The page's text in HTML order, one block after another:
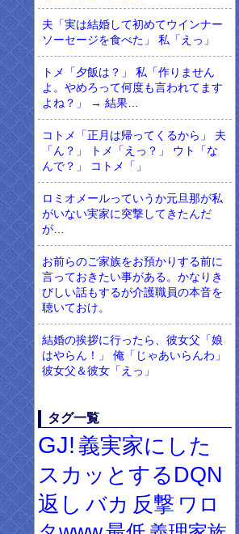
夫「実は結婚して初めてウインナー
ソーセージを食べた」 私「えっ」
トメ「夕飯は？」 私「作りません
よ。やめろって何度も言われてます
よね？」 → 結果…
コトメ「正月は帰ってくるから」 夫
「ん？」 トメ「えっ？」 ウト「な
んで？」 コトメ「」
ロミオメールっていうか元旦那が私
がいない実家に突撃してきたんだ
が…
お前らのご家族をお預かりする前に
言っておきたい事がある。かなりき
びしい話もするが介護職員の本音を
聴いておけ。
結婚の挨拶に行ったら、彼女父「娘
はやらん！」 俺「じゃあいらんわ」
彼女父＆彼女「えっ」
タグ一覧
GJ! 義実家にした
スカッとするDQN
返し バカ 反撃 ワロ